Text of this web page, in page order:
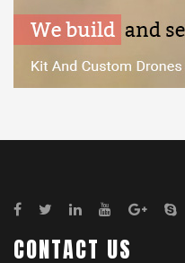
CONTACT US